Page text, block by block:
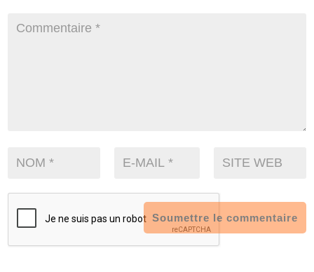
Soumettre le commentaire